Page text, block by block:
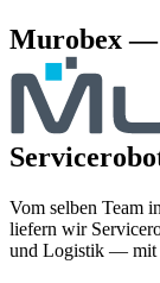
Murobex —
Vom selben Team
liefern wir
und Logistik — mit